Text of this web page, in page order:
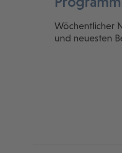
Wöchentlicher
und neuesten